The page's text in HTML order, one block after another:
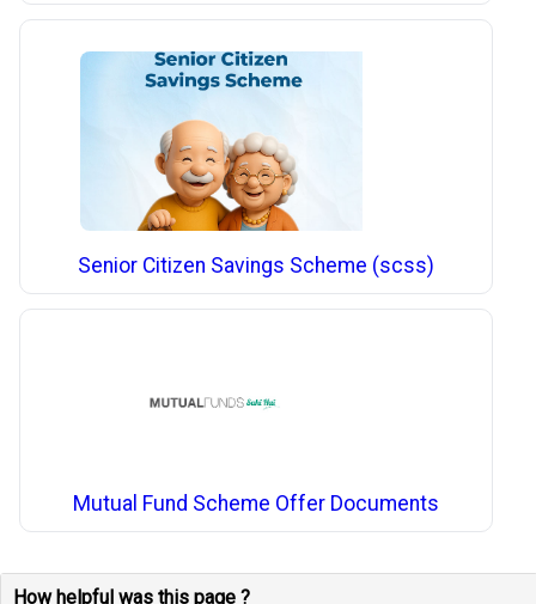
Senior Citizen Savings Scheme (scss)
Mutual Fund Scheme Offer Documents
How helpful was this page ?